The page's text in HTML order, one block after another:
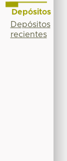
Depósitos
Depósitos
recientes